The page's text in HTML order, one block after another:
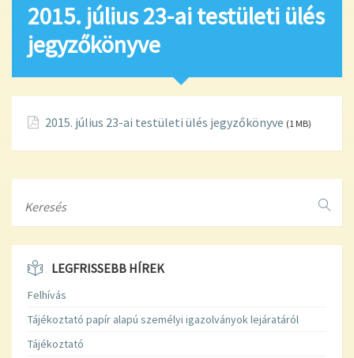
2015. július 23-ai testületi ülés
jegyzőkönyve
2015. július 23-ai testületi ülés jegyzőkönyve (1 MB)
LEGFRISSEBB HÍREK
Felhívás
Tájékoztató papír alapú személyi igazolványok lejáratáról
Tájékoztató